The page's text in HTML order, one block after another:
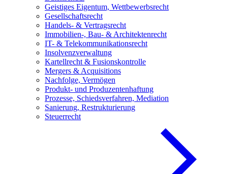
Geistiges Eigentum, Wettbewerbsrecht
Gesellschaftsrecht
Handels- & Vertragsrecht
Immobilien-, Bau- & Architektenrecht
IT- & Telekommunikationsrecht
Insolvenzverwaltung
Kartellrecht & Fusionskontrolle
Mergers & Acquisitions
Nachfolge, Vermögen
Produkt- und Produzentenhaftung
Prozesse, Schiedsverfahren, Mediation
Sanierung, Restrukturierung
Steuerrecht